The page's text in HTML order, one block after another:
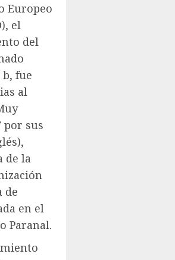
Europeo
el
del
b, fue
al
por sus
de la
de
en el
Paranal.